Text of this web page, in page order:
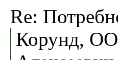
Re:
Корунд,